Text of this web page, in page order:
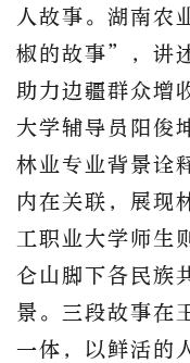
人故事。湖南农
椒的故事”，讲
助力边疆群众增
大学辅导员阳
林业专业背景诠
内在关联，展现
工职业大学师
仑山脚下各民族
景。三段故事在
一体，以鲜活的